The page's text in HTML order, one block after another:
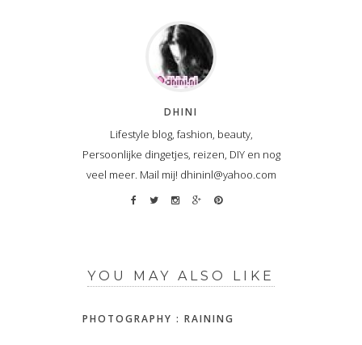
DHINI
Lifestyle blog, fashion, beauty,
Persoonlijke dingetjes, reizen, DIY en nog
veel meer. Mail mij! dhininl@yahoo.com
YOU MAY ALSO LIKE
PHOTOGRAPHY : RAINING